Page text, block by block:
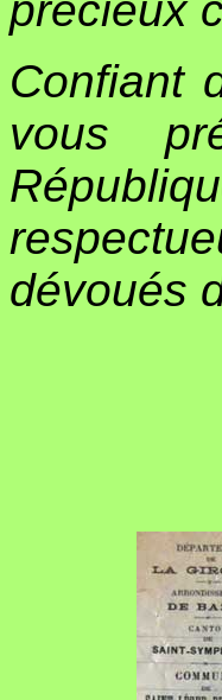
Confiant
vous
dévoués